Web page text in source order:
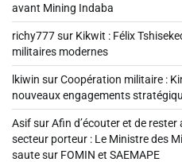
avant Mining Indaba
richy777sur Kikwit : Félix
militaires modernes
lkiwin surCoopération militaire :
nouveaux engagements
AsifsurAfin d’écouter et de
secteur porteur : Le Ministre des
saute sur FOMIN et SAEMAPE